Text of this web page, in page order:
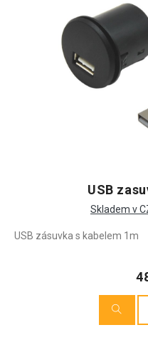
USB
Skladem v
USB zásuvka s kabelem 1m